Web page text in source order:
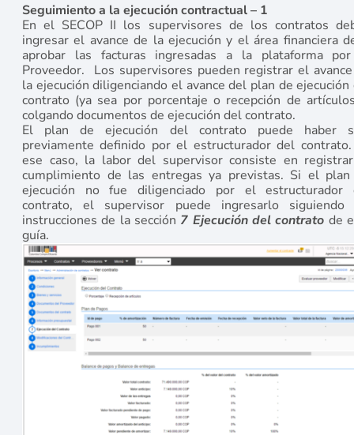
Seguimiento a la ejecución contractual – 1
En el SECOP II los supervisores de los contratos
ingresar el avance de la ejecución y el área financiera
aprobar las facturas ingresadas a la plataforma
Proveedor. Los supervisores pueden registrar el
la ejecución diligenciando el avance del plan de ejecución
contrato (ya sea por porcentaje o recepción de
colgando documentos de ejecución del contrato.
El plan de ejecución del contrato puede haber
previamente definido por el estructurador del
ese caso, la labor del supervisor consiste en
cumplimiento de las entregas ya previstas. Si el
ejecución no fue diligenciado por el estructurador
contrato, el supervisor puede ingresarlo siguiendo
instrucciones de la sección 7 Ejecución del contrato de
guía.